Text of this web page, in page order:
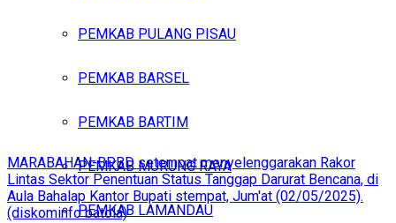
PEMKAB PULANG PISAU
PEMKAB BARSEL
PEMKAB BARTIM
PEMKAB MURUNG RAYA
PEMKAB LAMANDAU
MARABAHAN-BPBD setempat menyelenggarakan Rakor
Lintas Sektor Penentuan Status Tanggap Darurat Bencana, di
Aula Bahalap Kantor Bupati stempat, Jum'at (02/05/2025).
(diskominfo batola)